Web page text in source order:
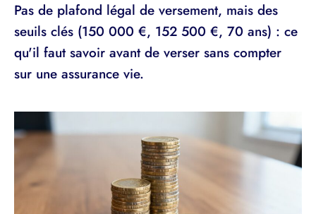
Pas de plafond légal de versement, mais des
seuils clés (150 000 €, 152 500 €, 70 ans) : ce
qu'il faut savoir avant de verser sans compter
sur une assurance vie.